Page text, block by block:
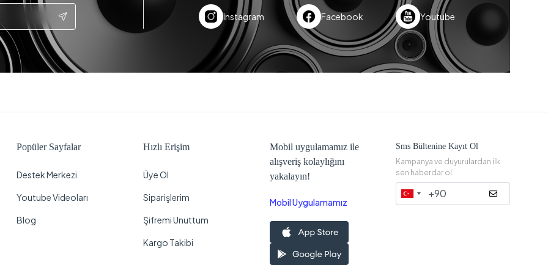
Instagram Facebook Youtube
Popüler Sayfalar
Destek Merkezi
Youtube Videoları
Blog
Hızlı Erişim
Üye Ol
Siparişlerim
Şifremi Unuttum
Kargo Takibi
Mobil uygulamamız ile
alışveriş kolaylığını
yakalayın!
Mobil Uygulamamız
Sms Bültenine Kayıt Ol
Kampanya ve duyurulardan ilk
sen haberdar ol.